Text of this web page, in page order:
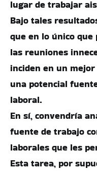
lugar de trabajar
Bajo tales
que en lo único que
las reuniones
inciden en un
una potencial
laboral.
En sí, convendría
fuente de trabajo
laborales que les
Esta tarea, por